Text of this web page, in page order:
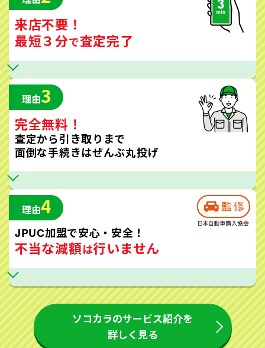
来店不要！
最短３分で査定完了
理由3
完全無料！
査定から引き取りまで
面倒な手続きはぜんぶ丸投げ
理由4
JPUC加盟で安心・安全！
不当な減額は行いません
ソコカラのサービス紹介を
詳しく見る